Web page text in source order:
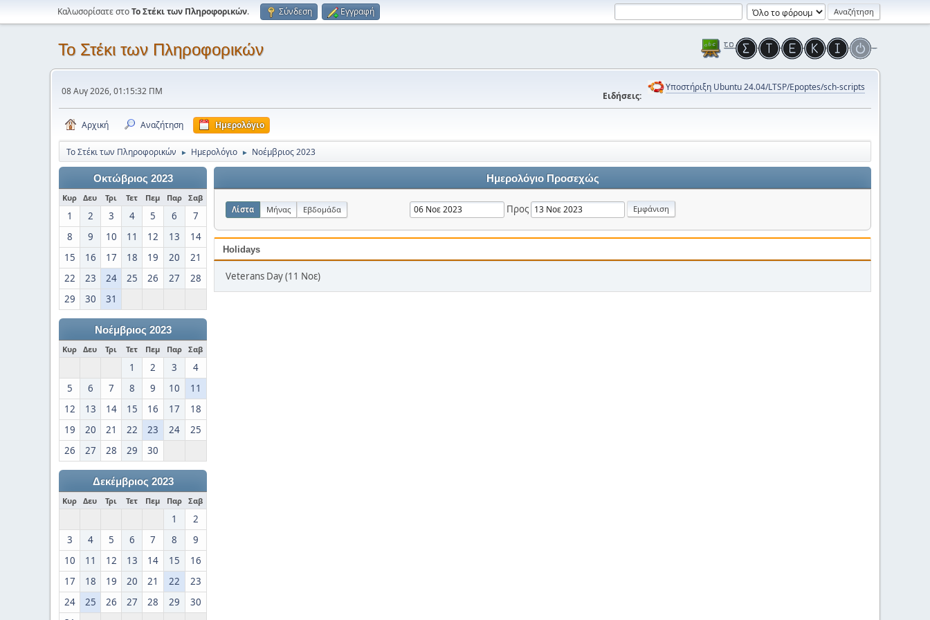
Καλωσορίσατε στοΤο Στέκι των Πληροφορικών. Σύνδεση Εγγραφή
Το Στέκι των Πληροφορικών
08 Αυγ 2026, 01:15:32 ΠΜ Ειδήσεις:
Υποστήριξη Ubuntu 24.04/LTSP/Epoptes/sch-scripts
Αρχική Αναζήτηση Ημερολόγιο
Το Στέκι των Πληροφορικών ► Ημερολόγιο ► Νοέμβριος 2023
Οκτώβριος 2023
Κυρ Δευ Τρι Τετ Πεμ Παρ Σαβ
1 2 3 4 5 6
7
8
9 10 11 12 13
14
15
16 17 18 19 20
21
22
23 24 25 26 27
28
29
30 31
Νοέμβριος 2023
Κυρ Δευ Τρι Τετ Πεμ Παρ Σαβ
1 2 3
4
5
6 7 8 9 10
11
12
13 14 15 16 17
18
19
20 21 22 23 24
25
26
27 28 29 30
Δεκέμβριος 2023
Κυρ Δευ Τρι Τετ Πεμ Παρ Σαβ
1
2
3
4 5 6 7 8
9
10
11 12 13 14 15
16
17
18 19 20 21 22
23
24
25 26 27 28 29
30
Ημερολόγιο Προσεχώς
Λίστα Μήνας Εβδομάδα Προς
Holidays
Veterans Day (11 Νοε)